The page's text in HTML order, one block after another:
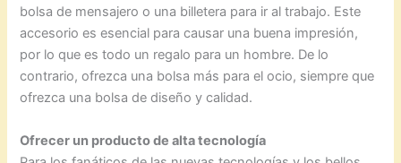
bolsa de mensajero o una billetera para ir al trabajo. Este
accesorio es esencial para causar una buena impresión,
por lo que es todo un regalo para un hombre. De lo
contrario, ofrezca una bolsa más para el ocio, siempre que
ofrezca una bolsa de diseño y calidad.
Ofrecer un producto de alta tecnología